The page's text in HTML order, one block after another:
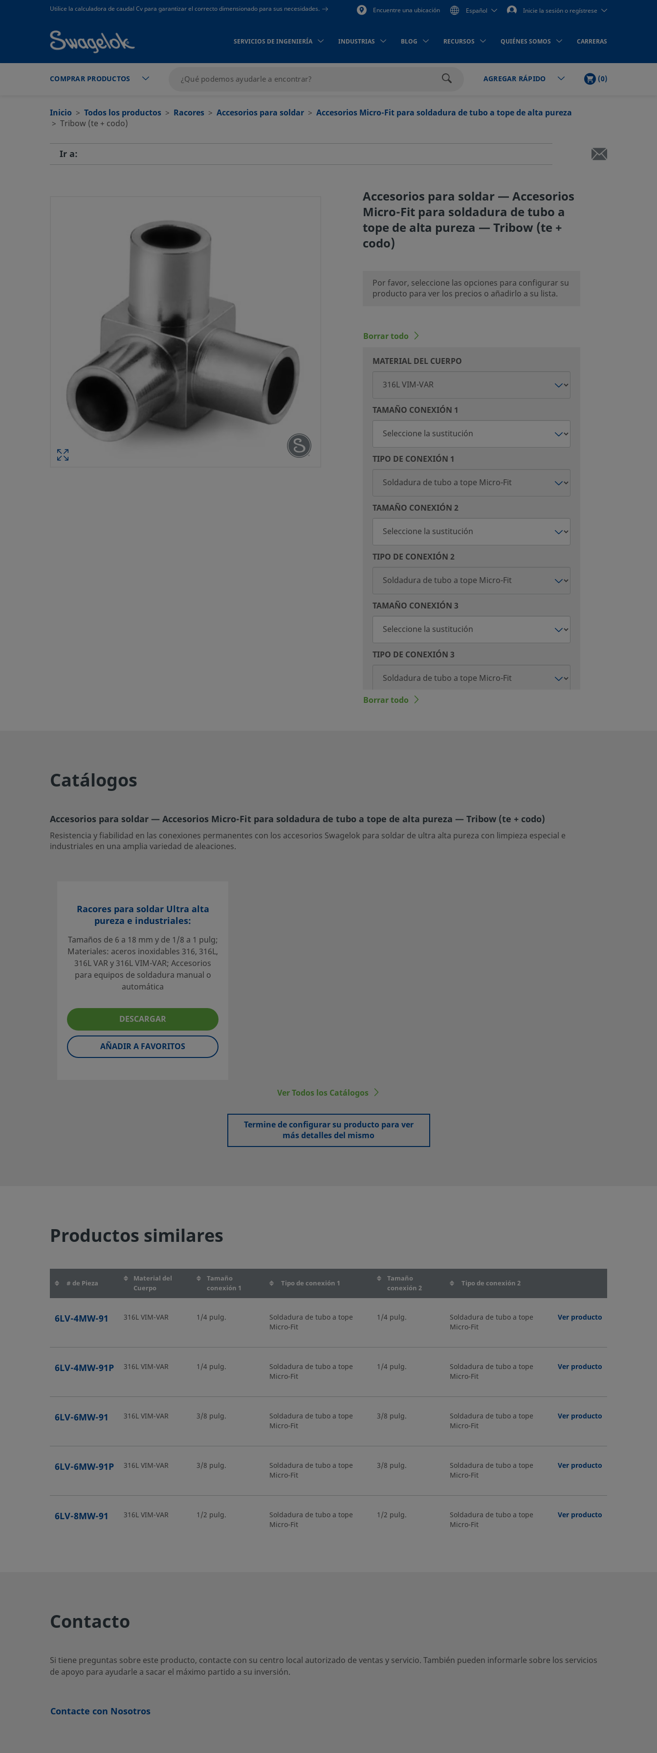
text.skipToContent
text.skipToNavigationUtilice la calculadora de caudal Cv para garantizar el correcto dimensionado para sus necesidades. Encuentre una ubicación Español Inicie la sesión o regístrese
SERVICIOS DE INGENIERÍA INDUSTRIAS BLOG RECURSOS QUIÉNES SOMOS CARRERAS
COMPRAR PRODUCTOS AGREGAR RÁPIDO
LISTA
DE
(0)PRODUCTOS
Inicio Todos los productos Racores Accesorios para soldar
Accesorios Micro-Fit para soldadura de tubo a tope de alta pureza
Tribow (te + codo)
Ir a:
Accesorios para soldar — Accesorios
Micro-Fit para soldadura de tubo a
tope de alta pureza — Tribow (te +
codo)
Por favor, seleccione las opciones para configurar su
producto para ver los precios o añadirlo a su lista.
Borrar todo
MATERIAL DEL CUERPO
TAMAÑO CONEXIÓN 1
TIPO DE CONEXIÓN 1
TAMAÑO CONEXIÓN 2
TIPO DE CONEXIÓN 2
TAMAÑO CONEXIÓN 3
TIPO DE CONEXIÓN 3
PROCESO DE LIMPIEZA
Borrar todo
Catálogos
Accesorios para soldar — Accesorios Micro-Fit para soldadura de tubo a tope de alta pureza — Tribow (te + codo)
Resistencia y fiabilidad en las conexiones permanentes con los accesorios Swagelok para soldar de ultra alta pureza con limpieza especial e
industriales en una amplia variedad de aleaciones.
Racores para soldar Ultra alta
pureza e industriales:
Tamaños de 6 a 18 mm y de 1/8 a 1 pulg;
Materiales: aceros inoxidables 316, 316L,
316L VAR y 316L VIM-VAR; Accesorios
para equipos de soldadura manual o
automática
DESCARGAR
AÑADIR A FAVORITOS
Ver Todos los Catálogos
Termine de configurar su producto para ver
más detalles del mismo
Productos similares
# de Pieza
Material del
Cuerpo
Tamaño
conexión 1
Tipo de conexión 1
Tamaño
conexión 2
Tipo de conexión 2
6LV-4MW-91 316L VIM-VAR 1/4 pulg.
Soldadura de tubo a tope
Micro-Fit
1/4 pulg.
Soldadura de tubo a tope
Micro-Fit
Ver producto
6LV-4MW-91P 316L VIM-VAR 1/4 pulg.
Soldadura de tubo a tope
Micro-Fit
1/4 pulg.
Soldadura de tubo a tope
Micro-Fit
Ver producto
6LV-6MW-91 316L VIM-VAR 3/8 pulg.
Soldadura de tubo a tope
Micro-Fit
3/8 pulg.
Soldadura de tubo a tope
Micro-Fit
Ver producto
6LV-6MW-91P 316L VIM-VAR 3/8 pulg.
Soldadura de tubo a tope
Micro-Fit
3/8 pulg.
Soldadura de tubo a tope
Micro-Fit
Ver producto
6LV-8MW-91 316L VIM-VAR 1/2 pulg.
Soldadura de tubo a tope
Micro-Fit
1/2 pulg.
Soldadura de tubo a tope
Micro-Fit
Ver producto
Contacto
Si tiene preguntas sobre este producto, contacte con su centro local autorizado de ventas y servicio. También pueden informarle sobre los servicios
de apoyo para ayudarle a sacar el máximo partido a su inversión.
Contacte con Nosotros